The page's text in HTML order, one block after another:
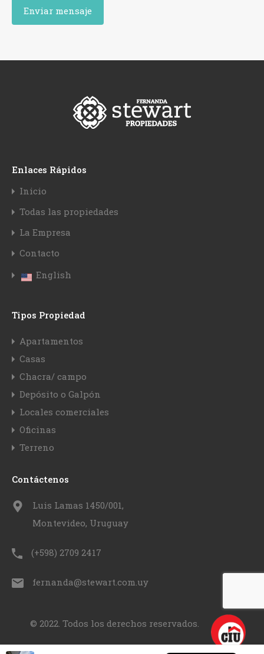
Enlaces Rápidos
Inicio
Todas las propiedades
La Empresa
Contacto
English
Tipos Propiedad
Apartamentos
Casas
Chacra/ campo
Depósito o Galpón
Locales comerciales
Oficinas
Terreno
Contáctenos
Luis Lamas 1450/001,
Montevideo, Uruguay
(+598) 2709 2417
fernanda@stewart.com.uy
© 2022. Todos los derechos reservados.